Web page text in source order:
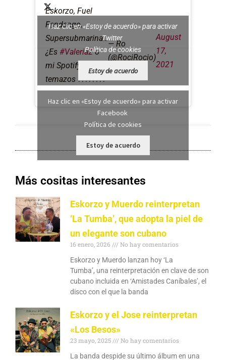
Eskorzo, Fuel
Fandango,
Supersubmarina…
¿Es #Valeria2o
mi Spotify? Vaya
temazos ????????
— Ro
(@RociRocio)
August
17,
2021
Haz clic en «Estoy de acuerdo» para activar
Twitter
Política de cookies
Estoy de acuerdo
Haz clic en «Estoy de acuerdo» para activar
Facebook
Política de cookies
Estoy de acuerdo
Más cositas interesantes
Eskorzo y Muerdo reinterpretan
‘La Tumba’, que adopta la piel de
un elegante son cubano
16 enero, 2026
No hay comentarios
Eskorzo y Muerdo lanzan hoy ‘La
Tumba’, una reinterpretación en clave de son
cubano incluida en ‘Amistades Caníbales’, el
disco con el que la banda
Eskorzo y el Jose reinterpretan
«Los Besos»
23 mayo, 2025
No hay comentarios
La banda despide su último álbum en una